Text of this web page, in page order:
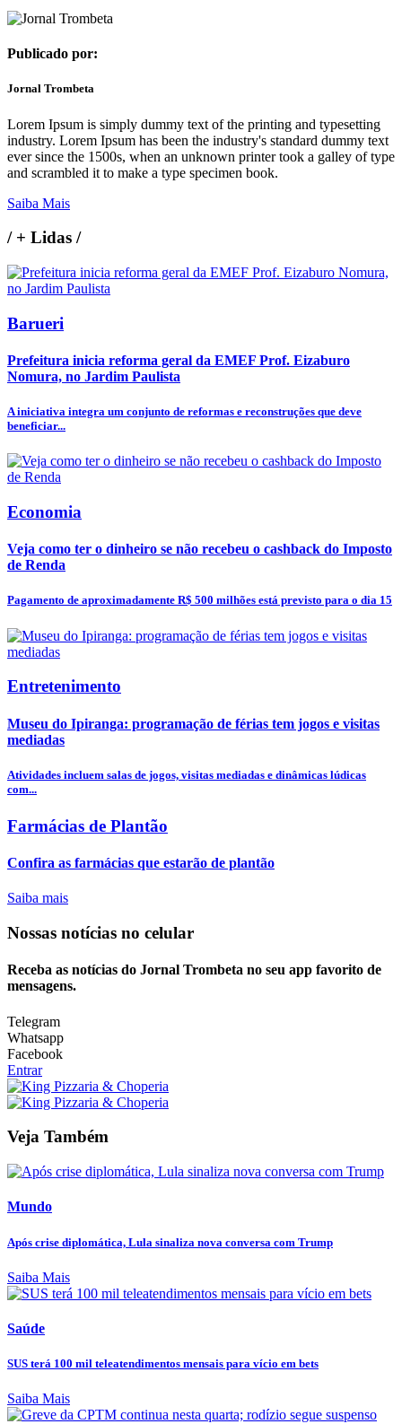
Publicado por:
Jornal Trombeta
Lorem Ipsum is simply dummy text of the printing and typesetting
industry. Lorem Ipsum has been the industry's standard dummy text
ever since the 1500s, when an unknown printer took a galley of type
and scrambled it to make a type specimen book.
Saiba Mais
/+ Lidas /
Barueri
Prefeitura inicia reforma geral da EMEF Prof. Eizaburo
Nomura, no Jardim Paulista
A iniciativa integra um conjunto de reformas e reconstruções que deve
beneficiar...
Economia
Veja como ter o dinheiro se não recebeu o cashback do Imposto
de Renda
Pagamento de aproximadamente R$ 500 milhões está previsto para o dia 15
Entretenimento
Museu do Ipiranga: programação de férias tem jogos e visitas
mediadas
Atividades incluem salas de jogos, visitas mediadas e dinâmicas lúdicas
com...
Farmácias de Plantão
Confira as farmácias que estarão de plantão
Saiba mais
Nossas notícias no celular
Receba as notícias do Jornal Trombeta no seu app favorito de
mensagens.
Telegram
Whatsapp
Facebook
Entrar
Veja Também
Mundo
Após crise diplomática, Lula sinaliza nova conversa com Trump
Saiba Mais
Saúde
SUS terá 100 mil teleatendimentos mensais para vício em bets
Saiba Mais